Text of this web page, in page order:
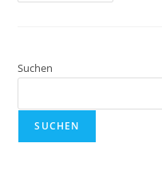
Suchen
SUCHEN